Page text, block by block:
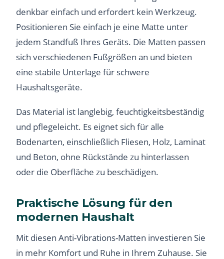
denkbar einfach und erfordert kein Werkzeug.
Positionieren Sie einfach je eine Matte unter
jedem Standfuß Ihres Geräts. Die Matten passen
sich verschiedenen Fußgrößen an und bieten
eine stabile Unterlage für schwere
Haushaltsgeräte.
Das Material ist langlebig, feuchtigkeitsbeständig
und pflegeleicht. Es eignet sich für alle
Bodenarten, einschließlich Fliesen, Holz, Laminat
und Beton, ohne Rückstände zu hinterlassen
oder die Oberfläche zu beschädigen.
Praktische Lösung für den
modernen Haushalt
Mit diesen Anti-Vibrations-Matten investieren Sie
in mehr Komfort und Ruhe in Ihrem Zuhause. Sie